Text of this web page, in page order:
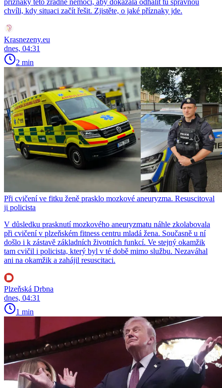
příznaky této zrádné nemoci, aby dokázala odhalit tu správnou
chvíli, kdy situaci začít řešit. Zjistěte, o jaké příznaky jde.
Krasnezeny.eu
dnes, 04:31
2 min
Při cvičení ve fitku ženě prasklo mozkové aneuryzma. Resuscitoval
ji policista
V důsledku prasknutí mozkového aneuryzmatu náhle zkolabovala
při cvičení v plzeňském fitness centru mladá žena. Současně u ní
došlo i k zástavě základních životních funkcí. Ve stejný okamžik
tam cvičil i policista, který byl v té době mimo službu. Nezaváhal
ani na okamžik a zahájil resuscitaci.
Plzeňská Drbna
dnes, 04:31
1 min